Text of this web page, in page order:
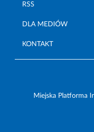
RSS
DLA MEDIÓW
KONTAKT
Miejska Platforma